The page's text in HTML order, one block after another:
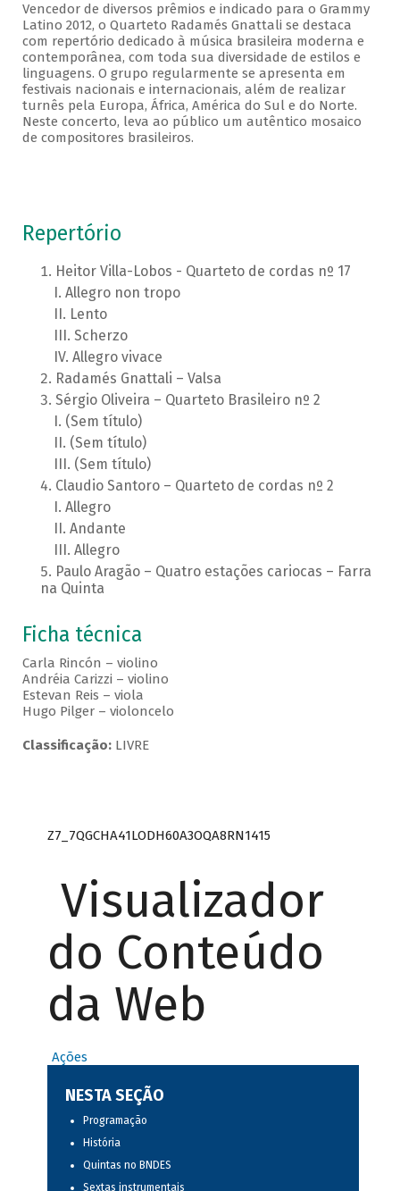
Vencedor de diversos prêmios e indicado para o Grammy
Latino 2012, o Quarteto Radamés Gnattali se destaca
com repertório dedicado à música brasileira moderna e
contemporânea, com toda sua diversidade de estilos e
linguagens. O grupo regularmente se apresenta em
festivais nacionais e internacionais, além de realizar
turnês pela Europa, África, América do Sul e do Norte.
Neste concerto, leva ao público um autêntico mosaico
de compositores brasileiros.
Repertório
Heitor Villa-Lobos - Quarteto de cordas nº 17
Allegro non tropo
Lento
Scherzo
Allegro vivace
Radamés Gnattali – Valsa
Sérgio Oliveira – Quarteto Brasileiro nº 2
(Sem título)
(Sem título)
(Sem título)
Claudio Santoro – Quarteto de cordas nº 2
Allegro
Andante
Allegro
Paulo Aragão – Quatro estações cariocas – Farra
na Quinta
Ficha técnica
Carla Rincón – violino
Andréia Carizzi – violino
Estevan Reis – viola
Hugo Pilger – violoncelo
Classificação:LIVRE
Z7_7QGCHA41LODH60A3OQA8RN1415
Visualizador
do Conteúdo
da Web
Ações
NESTA SEÇÃO
Programação
História
Quintas no BNDES
Sextas instrumentais